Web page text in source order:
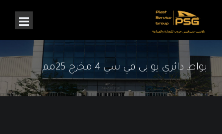
بواط دائري يو بي في سي 4 مخرج 25مم